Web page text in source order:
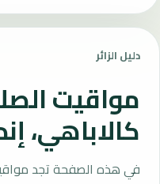
دليل الزائر
مواقيت
كالاباهي،
في هذه الصفحة تجد